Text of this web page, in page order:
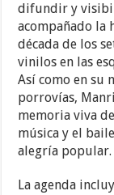
difundir y
acompañado la
década de los
vinilos en las
Así como en su
porrovías,
memoria viva
música y el
alegría popular.
La agenda